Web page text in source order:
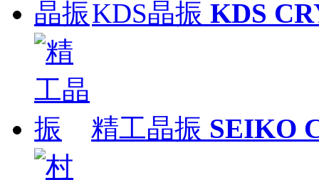
KDS晶振 KDS
精工晶振 SEIKO